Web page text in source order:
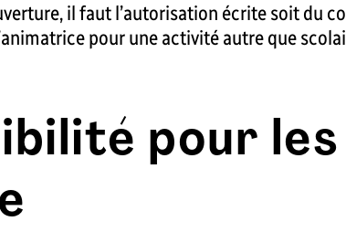
il faut l’autorisation écrite soit du
pour une activité autre que
pour les